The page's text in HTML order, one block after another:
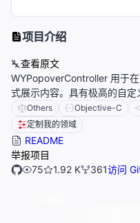
项目介绍
查看原文
WYPopoverController 用于
式展示内容。具有极高的自定
Others Objective-C
定制我的领域
README
举报项目
75
1.92 K 361访问